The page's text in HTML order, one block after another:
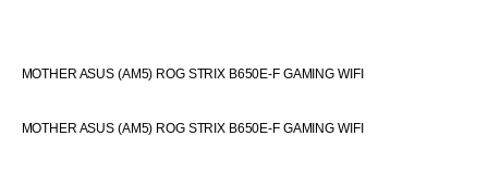
MOTHER ASUS (AM5) ROG STRIX B650E-F GAMING WIFI
MOTHER ASUS (AM5) ROG STRIX B650E-F GAMING WIFI